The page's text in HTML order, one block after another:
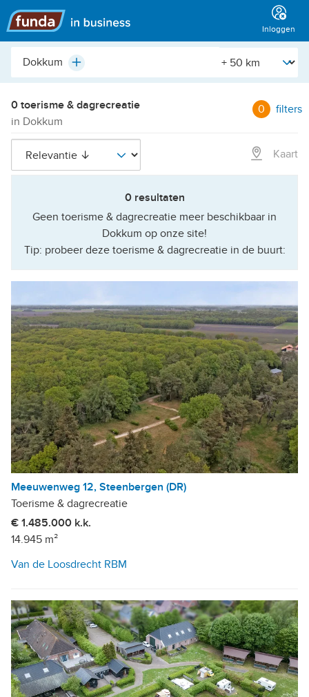
Hoofdmenu
Inloggen
Plaats,
etc.
Plus [Straal]
0 toerisme & dagrecreatie
in Dokkum
0 filters
Kaart
0 resultaten
Geen toerisme & dagrecreatie meer beschikbaar in
Dokkum op onze site!
Tip: probeer deze toerisme & dagrecreatie in de buurt:
Meeuwenweg 12, Steenbergen (DR)
Toerisme & dagrecreatie
€ 1.485.000 k.k.
14.945 m²
Van de Loosdrecht RBM